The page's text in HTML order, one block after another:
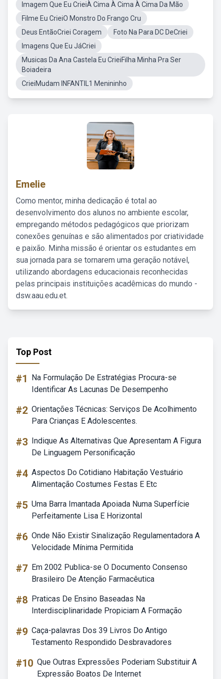
Imagem Que Eu CrieiÀ Cima À Cima À Cima Da Mão
Filme Eu CrieiO Monstro Do Frango Cru
Deus EntãoCriei Coragem
Foto Na Para DC DeCriei
Imagens Que Eu JáCriei
Musicas Da Ana Castela Eu CrieiFilha Minha Pra Ser
Boiadeira
CrieiMudam INFANTIL1 Menininho
Emelie
Como mentor, minha dedicação é total ao
desenvolvimento dos alunos no ambiente escolar,
empregando métodos pedagógicos que priorizam
conexões genuínas e são alimentados por criatividade
e paixão. Minha missão é orientar os estudantes em
sua jornada para se tornarem uma geração notável,
utilizando abordagens educacionais reconhecidas
pelas principais instituições acadêmicas do mundo -
dsw.aau.edu.et.
Top Post
#1
Na Formulação De Estratégias Procura-se
Identificar As Lacunas De Desempenho
#2 Orientações Técnicas: Serviços De Acolhimento
Para Crianças E Adolescentes.
#3 Indique As Alternativas Que Apresentam A Figura
De Linguagem Personificação
#4 Aspectos Do Cotidiano Habitação Vestuário
Alimentação Costumes Festas E Etc
#5 Uma Barra Imantada Apoiada Numa Superfície
Perfeitamente Lisa E Horizontal
#6 Onde Não Existir Sinalização Regulamentadora A
Velocidade Mínima Permitida
#7 Em 2002 Publica-se O Documento Consenso
Brasileiro De Atenção Farmacêutica
#8 Praticas De Ensino Baseadas Na
Interdisciplinaridade Propiciam A Formação
#9 Caça-palavras Dos 39 Livros Do Antigo
Testamento Respondido Desbravadores
#10 Que Outras Expressões Poderiam Substituir A
Expressão Boatos De Internet